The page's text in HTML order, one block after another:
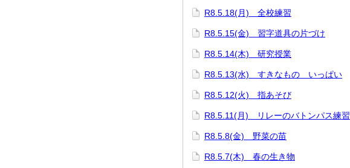
R8.5.18(月) 全校練習
R8.5.15(金) 習字道具の片づけ
R8.5.14(木) 研究授業
R8.5.13(水) すきなもの いっぱい
R8.5.12(火) 指あそび
R8.5.11(月) リレーのバトンパス練習
R8.5.8(金) 野菜の苗
R8.5.7(木) 春の生き物